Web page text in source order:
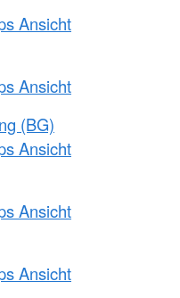
Ansicht
Ansicht
(BG)
Ansicht
Ansicht
Ansicht